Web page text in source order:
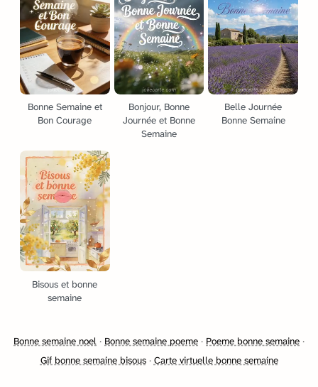
Bonne Semaine et
Bon Courage
Bonjour, Bonne
Journée et Bonne
Semaine
Belle Journée
Bonne Semaine
Bisous et bonne
semaine
Bonne semaine noel · Bonne semaine poeme · Poeme bonne semaine ·
Gif bonne semaine bisous· Carte virtuelle bonne semaine